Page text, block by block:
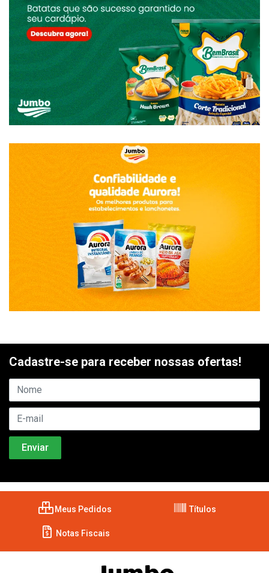
Cadastre-se para receber nossas ofertas!
Meus Pedidos Títulos
Notas Fiscais